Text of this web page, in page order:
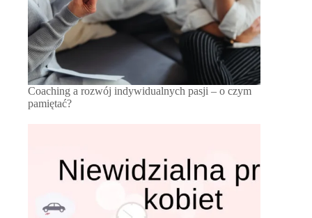
Coaching a rozwój indywidualnych pasji – o czym
pamiętać?